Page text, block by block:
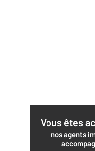
Vous êtes
nos agents